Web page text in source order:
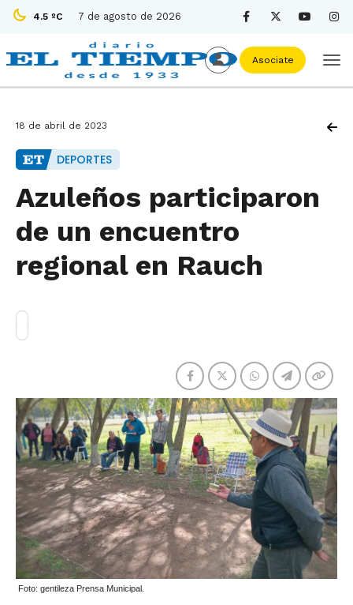
4.5 ºC 7 de agosto de 2026
Asociate
18 de abril de 2023
DEPORTES
Azuleños participaron
de un encuentro
regional en Rauch
Foto: gentileza Prensa Municipal.